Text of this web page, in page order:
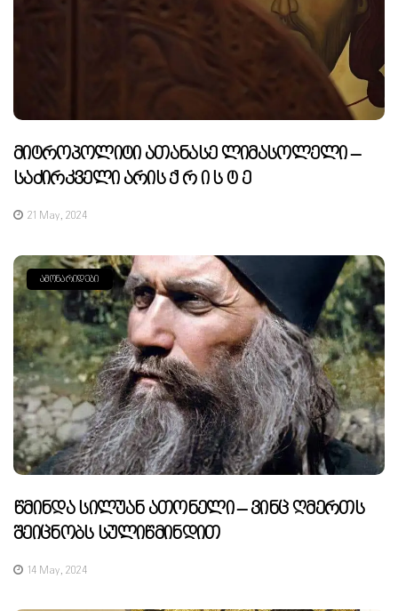
Მიტროპოლიტი Ათანასე Ლიმასოლელი –
Საძირკველი Არის Ქ Რ Ი Ს Ტ Ე
21 May, 2024
ᲐᲛᲝᲜᲐᲠᲘᲓᲔᲑᲘ
Წმინდა Სილუან Ათონელი – Ვინც Ღმერთს
Შეიცნობს Სულიწმინდით
14 May, 2024